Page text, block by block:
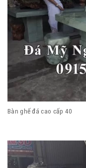
Bàn ghế đá cao cấp 40